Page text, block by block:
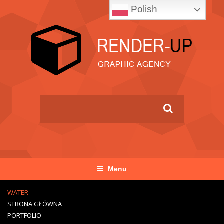
Menu
WATER
STRONA GŁÓWNA
PORTFOLIO
Polish